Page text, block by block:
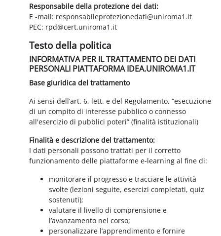
Responsabile della protezione dei dati:
E -mail: responsabileprotezionedati@uniroma1.it
PEC: rpd@cert.uniroma1.it
Testo della politica
INFORMATIVA PER IL TRATTAMENTO DEI DATI
PERSONALI PIATTAFORMA IDEA.UNIROMA1.IT
Base giuridica del trattamento
Ai sensi dell’art. 6, lett. e del Regolamento, “esecuzione
di un compito di interesse pubblico o connesso
all'esercizio di pubblici poteri” (finalità istituzionali)
Finalità e descrizione del trattamento:
I dati personali possono trattati per il corretto
funzionamento delle piattaforme e-learning al fine di:
monitorare il progresso e tracciare le attività
svolte (lezioni seguite, esercizi completati, quiz
sostenuti);
valutare il livello di comprensione e
l’avanzamento nel corso;
personalizzare l’apprendimento e fornire